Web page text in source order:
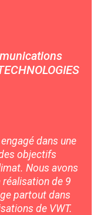
dans une
objectifs
Nous avons
de 9
partout dans
de VWT.